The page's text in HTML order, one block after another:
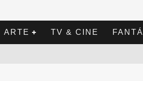
ARTE TV & CINE